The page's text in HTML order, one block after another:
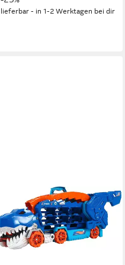
lieferbar - in 1-2 Werktagen bei dir